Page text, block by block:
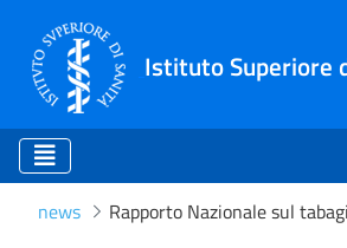
Istituto Superiore
news Rapporto Nazionale sul